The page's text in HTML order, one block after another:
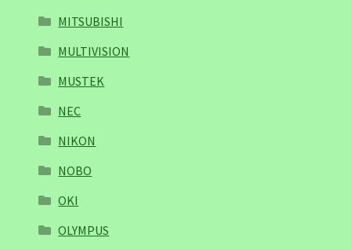
MITSUBISHI
MULTIVISION
MUSTEK
NEC
NIKON
NOBO
OKI
OLYMPUS